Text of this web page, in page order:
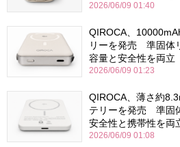
2026/06/09 01:40
QIROCA、
リーを発売 準固体
容量と安全性を両立
2026/06/09 01:23
QIROCA、薄さ約
テリーを発売 準固
安全性と携帯性を両
2026/06/09 01:08